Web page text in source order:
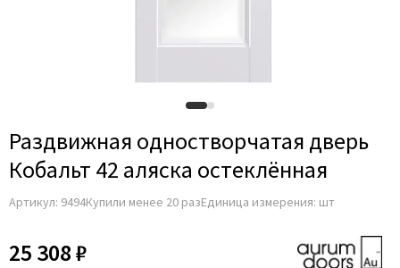
Раздвижная одностворчатая дверь
Кобальт 42 аляска остеклённая
Артикул: 9494Купили менее 20 разЕдиница измерения: шт
25 308 ₽